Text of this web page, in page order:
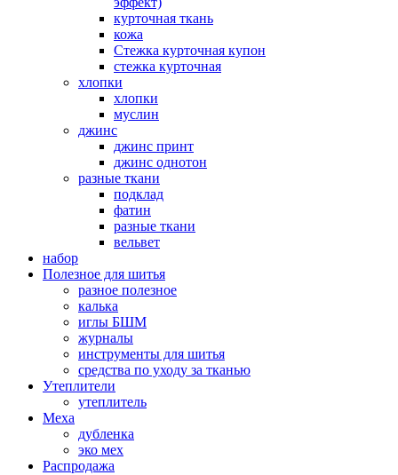
курточная ткань
кожа
Стежка курточная купон
стежка курточная
хлопки
хлопки
муслин
джинс
джинс принт
джинс однотон
разные ткани
подклад
фатин
разные ткани
вельвет
набор
Полезное для шитья
разное полезное
калька
иглы БШМ
журналы
инструменты для шитья
средства по уходу за тканью
Утеплители
утеплитель
Меха
дубленка
эко мех
Распродажа